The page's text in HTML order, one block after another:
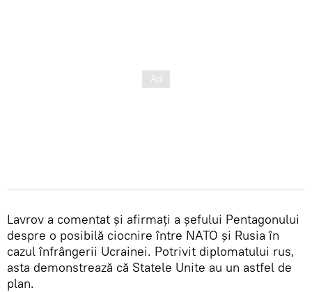
Lavrov a comentat și afirmați a șefului Pentagonului
despre o posibilă ciocnire între NATO și Rusia în
cazul înfrângerii Ucrainei. Potrivit diplomatului rus,
asta demonstrează că Statele Unite au un astfel de
plan.